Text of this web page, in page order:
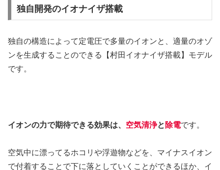
独自開発のイオナイザ搭載
独自の構造によって定電圧で多量のイオンと、適量のオゾ
ンを生成することのできる【村田イオナイザ搭載】モデル
です。
イオンの力で期待できる効果は、 空気清浄と 除電です。
空気中に漂ってるホコリや浮遊物などを、マイナスイオン
で付着することで下に落としていくことができるほか、イ